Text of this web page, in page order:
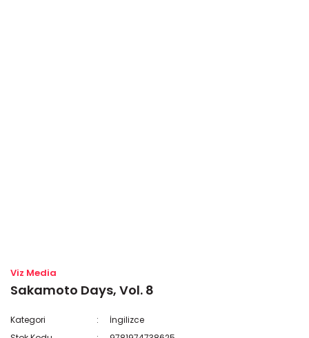
Viz Media
Sakamoto Days, Vol. 8
Kategori
İngilizce